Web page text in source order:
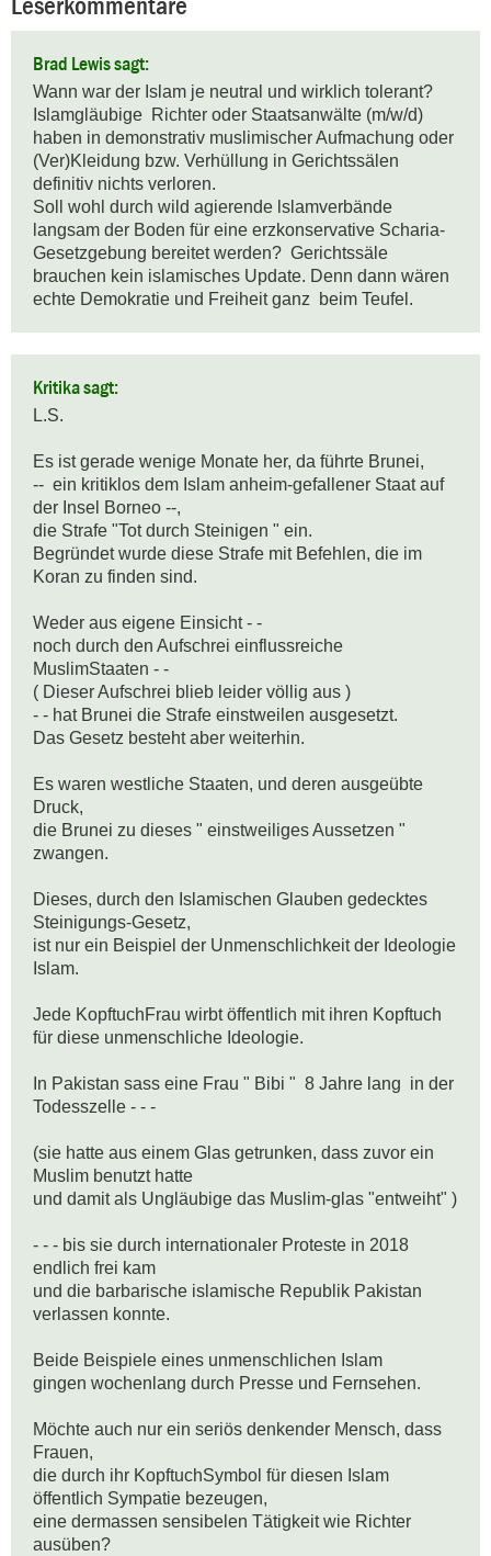
Brad Lewis sagt:
Wann war der Islam je neutral und wirklich tolerant?
Islamgläubige  Richter oder Staatsanwälte (m/w/d)
haben in demonstrativ muslimischer Aufmachung oder
(Ver)Kleidung bzw. Verhüllung in Gerichtssälen
definitiv nichts verloren.
Soll wohl durch wild agierende lslamverbände
langsam der Boden für eine erzkonservative Scharia-
Gesetzgebung bereitet werden?  Gerichtssäle
brauchen kein islamisches Update. Denn dann wären
echte Demokratie und Freiheit ganz  beim Teufel.
Kritika sagt:
L.S.
Es ist gerade wenige Monate her, da führte Brunei,
--  ein kritiklos dem Islam anheim-gefallener Staat auf
der Insel Borneo --,
die Strafe "Tot durch Steinigen " ein.
Begründet wurde diese Strafe mit Befehlen, die im
Koran zu finden sind.
Weder aus eigene Einsicht - -
noch durch den Aufschrei einflussreiche
MuslimStaaten - -
( Dieser Aufschrei blieb leider völlig aus )
- - hat Brunei die Strafe einstweilen ausgesetzt.
Das Gesetz besteht aber weiterhin.
Es waren westliche Staaten, und deren ausgeübte
Druck,
die Brunei zu dieses " einstweiliges Aussetzen "
zwangen.
Dieses, durch den Islamischen Glauben gedecktes
Steinigungs-Gesetz,
ist nur ein Beispiel der Unmenschlichkeit der Ideologie
Islam.
Jede KopftuchFrau wirbt öffentlich mit ihren Kopftuch
für diese unmenschliche Ideologie.
In Pakistan sass eine Frau " Bibi "  8 Jahre lang  in der
Todesszelle - - -
(sie hatte aus einem Glas getrunken, dass zuvor ein
Muslim benutzt hatte
und damit als Ungläubige das Muslim-glas "entweiht" )
- - - bis sie durch internationaler Proteste in 2018
endlich frei kam
und die barbarische islamische Republik Pakistan
verlassen konnte.
Beide Beispiele eines unmenschlichen Islam
gingen wochenlang durch Presse und Fernsehen.
Möchte auch nur ein seriös denkender Mensch, dass
Frauen,
die durch ihr KopftuchSymbol für diesen Islam
öffentlich Sympatie bezeugen,
eine dermassen sensibelen Tätigkeit wie Richter
ausüben?